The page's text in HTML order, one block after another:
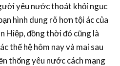
yêu nước thoát khỏi ngục
hình dung rõ hơn tội ác của
Hiệp, đồng thời đó cũng là
thế hệ hôm nay và mai sau
thống yêu nước cách mạng